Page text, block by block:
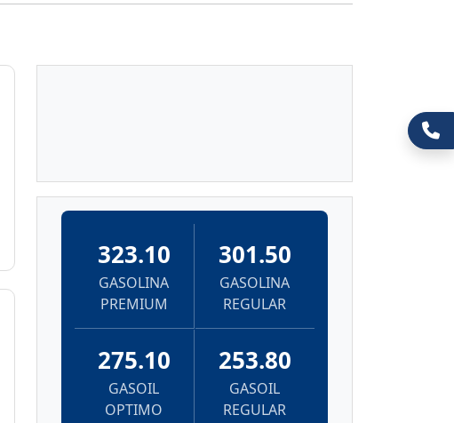
323.10
GASOLINA
PREMIUM
301.50
GASOLINA
REGULAR
275.10
GASOIL
OPTIMO
253.80
GASOIL
REGULAR